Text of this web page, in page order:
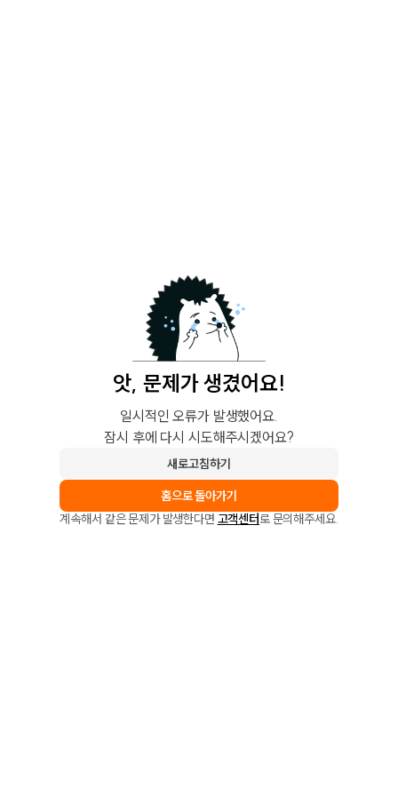
앗, 문제가 생겼어요!
일시적인 오류가 발생했어요.
잠시 후에 다시 시도해주시겠어요?
새로고침하기
홈으로 돌아가기
계속해서 같은 문제가 발생한다면 고객센터로 문의해주세요.